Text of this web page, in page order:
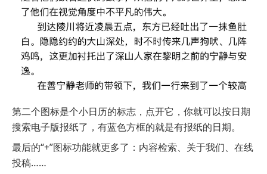
第二个图标是个小日历的标志，点开它，你就可以按日期
搜索电子版报纸了，有蓝色方框的就是有报纸的日期。
最后的“+”图标功能就更多了：内容检索、关于我们、在线
投稿……